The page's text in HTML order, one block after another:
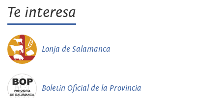
Te interesa
Lonja de Salamanca
Boletín Oficial de la Provincia